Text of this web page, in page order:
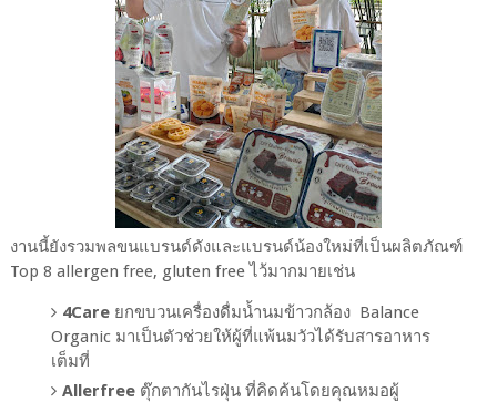
งานนี้ยังรวมพลขนแบรนด์ดังและแบรนด์น้องใหม่ที่เป็นผลิตภัณฑ์
Top 8 allergen free, gluten free ไว้มากมายเช่น
4Care ยกขบวนเครื่องดื่มน้ำนมข้าวกล้อง Balance
Organic มาเป็นตัวช่วยให้ผู้ที่แพ้นมวัวได้รับสารอาหาร
เต็มที่
Allerfree ตุ๊กตากันไรฝุ่น ที่คิดค้นโดยคุณหมอผู้